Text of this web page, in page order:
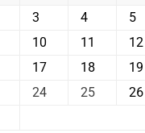
3 4 5
10 11 12
17 18 19
24 25 26